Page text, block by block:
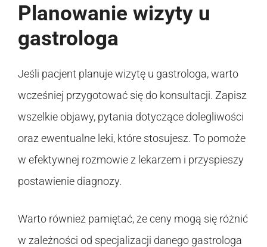
Planowanie wizyty u
gastrologa
Jeśli pacjent planuje wizytę u gastrologa, warto
wcześniej przygotować się do konsultacji. Zapisz
wszelkie objawy, pytania dotyczące dolegliwości
oraz ewentualne leki, które stosujesz. To pomoże
w efektywnej rozmowie z lekarzem i przyspieszy
postawienie diagnozy.
Warto również pamiętać, że ceny mogą się różnić
w zależności od specjalizacji danego gastrologa